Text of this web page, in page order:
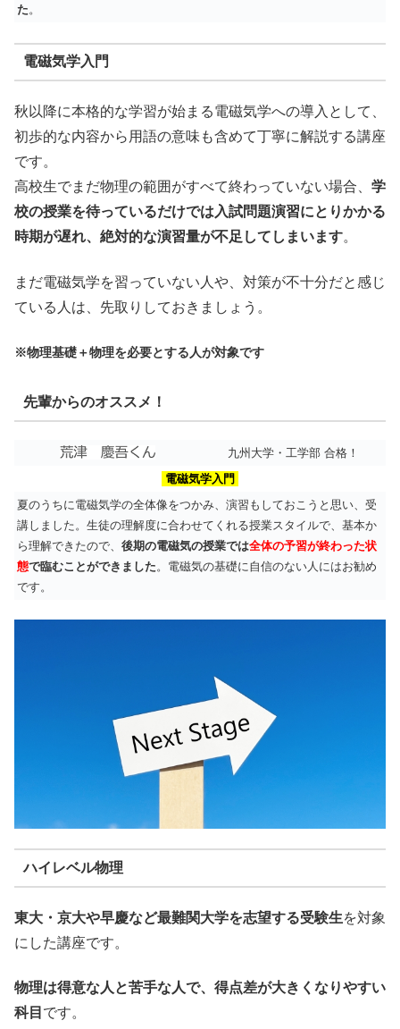
た。
電磁気学入門
秋以降に本格的な学習が始まる電磁気学への導入として、
初歩的な内容から用語の意味も含めて丁寧に解説する講座
です。
高校生でまだ物理の範囲がすべて終わっていない場合、 学
校の授業を待っているだけでは入試問題演習にとりかかる
時期が遅れ、絶対的な演習量が不足してしまいます。
まだ電磁気学を習っていない人や、対策が不十分だと感じ
ている人は、先取りしておきましょう。
※物理基礎＋物理を必要とする人が対象です
先輩からのオススメ！
九州大学・工学部 合格！
電磁気学入門
夏のうちに電磁気学の全体像をつかみ、演習もしておこうと思い、受
講しました。生徒の理解度に合わせてくれる授業スタイルで、基本か
ら理解できたので、 後期の電磁気の授業では全体の予習が終わった状
態で臨むことができました 。電磁気の基礎に自信のない人にはお勧め
です。
ハイレベル物理
東大・京大や早慶など最難関大学を志望する受験生を対象
にした講座です。
物理は得意な人と苦手な人で、得点差が大きくなりやすい
科目 です。